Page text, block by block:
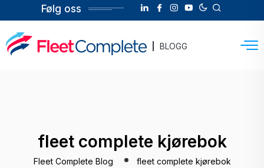
Følg oss
BLOGG
fleet complete kjørebok
Fleet Complete Blog fleet complete kjørebok